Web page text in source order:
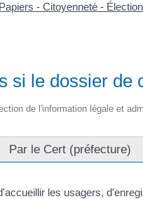
Papiers - Citoyenneté -
si le dossier de
de l'information légale et
Par le Cert (préfecture)
les usagers,